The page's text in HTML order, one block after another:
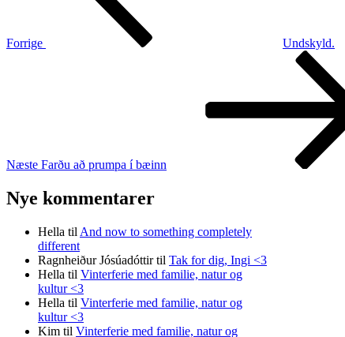
Forrige
Undskyld.
Næste Farðu að prumpa í bæinn
Nye kommentarer
Hella til And now to something completely
different
Ragnheiður Jósúadóttirtil Tak for dig, Ingi <3
Hella til Vinterferie med familie, natur og
kultur <3
Hella til Vinterferie med familie, natur og
kultur <3
Kim til Vinterferie med familie, natur og